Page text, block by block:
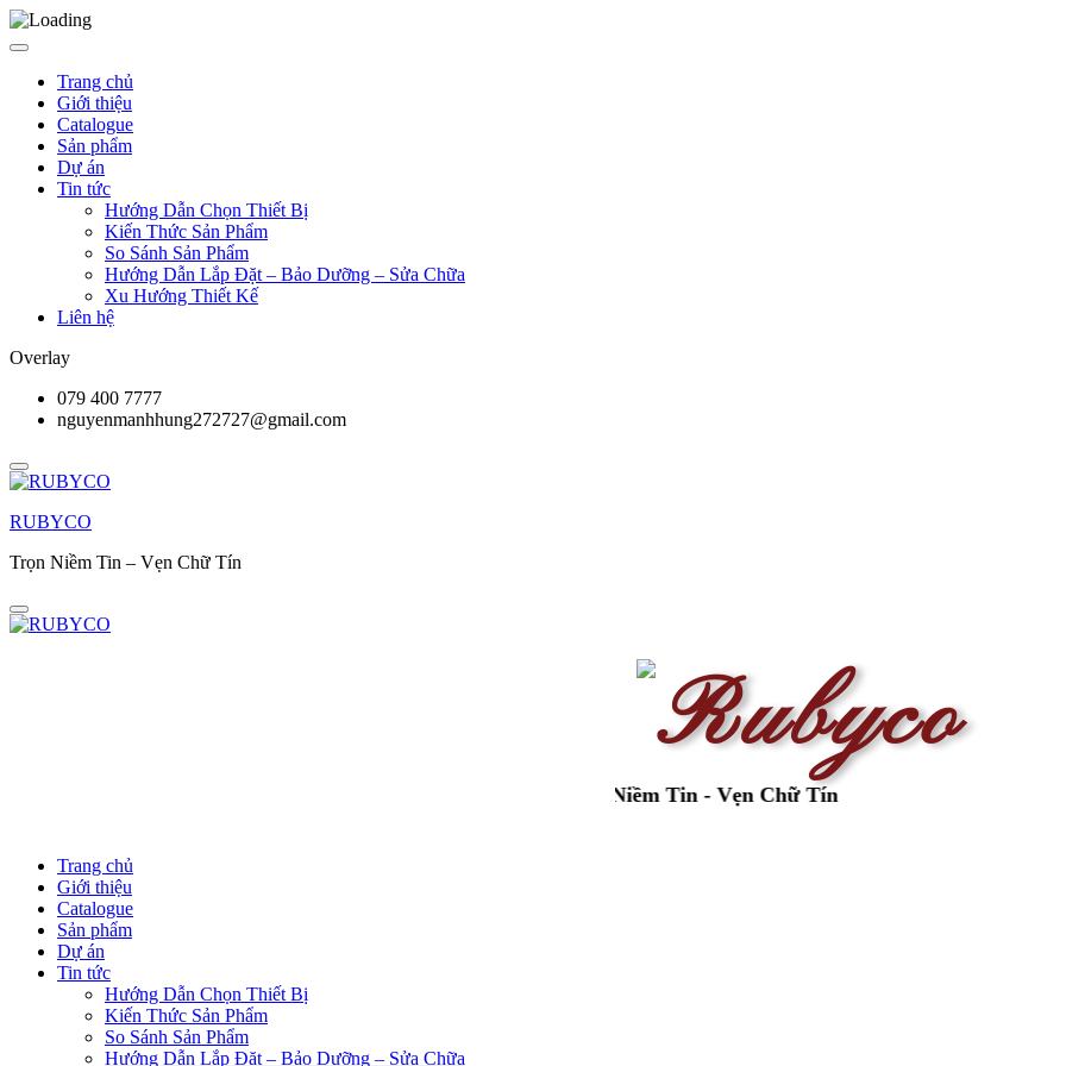
Trang chủ
Giới thiệu
Catalogue
Sản phẩm
Dự án
Tin tức
Hướng Dẫn Chọn Thiết Bị
Kiến Thức Sản Phẩm
So Sánh Sản Phẩm
Hướng Dẫn Lắp Đặt – Bảo Dưỡng – Sửa Chữa
Xu Hướng Thiết Kế
Liên hệ
Overlay
079 400 7777
nguyenmanhhung272727@gmail.com
RUBYCO
Trọn Niềm Tin – Vẹn Chữ Tín
Trọn Niềm Tin - Vẹn Chữ Tín
Trang chủ
Giới thiệu
Catalogue
Sản phẩm
Dự án
Tin tức
Hướng Dẫn Chọn Thiết Bị
Kiến Thức Sản Phẩm
So Sánh Sản Phẩm
Hướng Dẫn Lắp Đặt – Bảo Dưỡng – Sửa Chữa